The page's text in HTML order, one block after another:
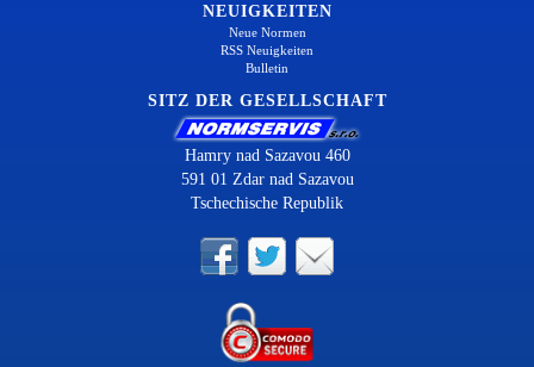
NEUIGKEITEN
Neue Normen
RSS Neuigkeiten
Bulletin
SITZ DER GESELLSCHAFT
Hamry nad Sazavou 460
591 01 Zdar nad Sazavou
Tschechische Republik